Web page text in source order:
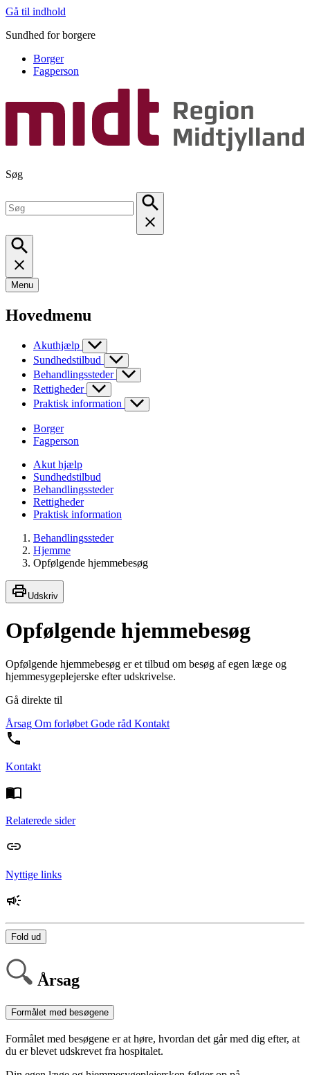
Gå til indhold
Sundhed for borgere
Borger
Fagperson
Søg
Menu
Hovedmenu
Akuthjælp
Sundhedstilbud
Behandlingssteder
Rettigheder
Praktisk information
Borger
Fagperson
Akut hjælp
Sundhedstilbud
Behandlingssteder
Rettigheder
Praktisk information
Behandlingssteder
Hjemme
Opfølgende hjemmebesøg
Udskriv
Opfølgende hjemmebesøg
Opfølgende hjemmebesøg er et tilbud om besøg af egen læge og
hjemmesygeplejerske efter udskrivelse.
Gå direkte til
Årsag Om forløbet Gode råd Kontakt
Kontakt
Relaterede sider
Nyttige links
Fold ud
Årsag
Formålet med besøgene
Formålet med besøgene er at høre, hvordan det går med dig efter, at
du er blevet udskrevet fra hospitalet.